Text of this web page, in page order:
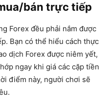
bán trực tiếp
Forex đều phải nắm được
Bạn có thể hiểu cách thực
dịch Forex được niêm yết,
ngay khi giá các cặp tiền
điểm này, người chơi sẽ